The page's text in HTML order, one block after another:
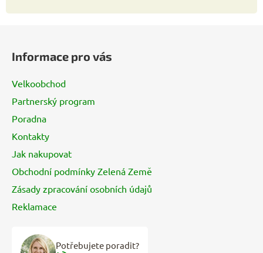
Informace pro vás
Velkoobchod
Partnerský program
Poradna
Kontakty
Jak nakupovat
Obchodní podmínky Zelená Země
Zásady zpracování osobních údajů
Reklamace
Potřebujete poradit?